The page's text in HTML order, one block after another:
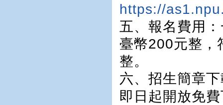
https://
五、報名費用
臺幣200元整，
整。
六、招生簡章
即日起開放免